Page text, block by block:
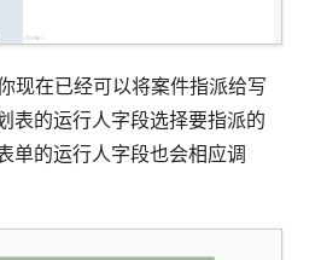
现在已经可以将案件指派给写
表的运行人字段选择要指派的
单的运行人字段也会相应调